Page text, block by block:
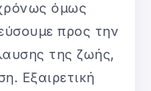
όμως
προς την
της ζωής,
Εξαιρετική